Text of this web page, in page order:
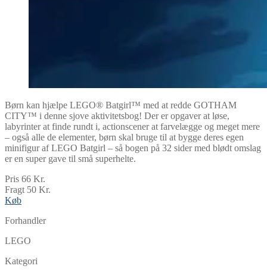
Børn kan hjælpe LEGO® Batgirl™ med at redde GOTHAM
CITY™ i denne sjove aktivitetsbog! Der er opgaver at løse,
labyrinter at finde rundt i, actionscener at farvelægge og meget mere
– også alle de elementer, børn skal bruge til at bygge deres egen
minifigur af LEGO Batgirl – så bogen på 32 sider med blødt omslag
er en super gave til små superhelte.
Pris 66 Kr.
Fragt 50 Kr.
Køb
Forhandler
LEGO
Kategori